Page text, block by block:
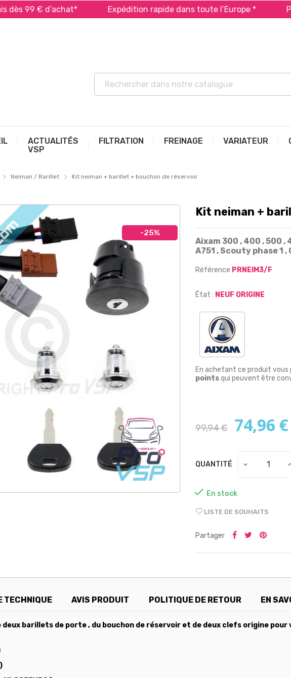
99 € d’achat* Expédition rapide dans toute l’Europe *
ACTUALITÉS
VSP
FILTRATION FREINAGE VARIATEUR
Neiman / Barillet Kit neiman + barillet + bouchon de réservoir
-25%
Kit neiman +
Aixam 300 , 400 , 500 ,
A751 , Scouty phase 1
Référence PRNEIM3/F
État : NEUF ORIGINE
En achetant ce produit
pointsqui peuvent être
99,94 € 74,96 €
QUANTITÉ
 En stock
LISTE DE SOUHAITS
Partager
TECHNIQUE AVIS PRODUIT POLITIQUE DE RETOUR EN
deux barillets de porte , du bouchon de réservoir et de deux clefs origine pour